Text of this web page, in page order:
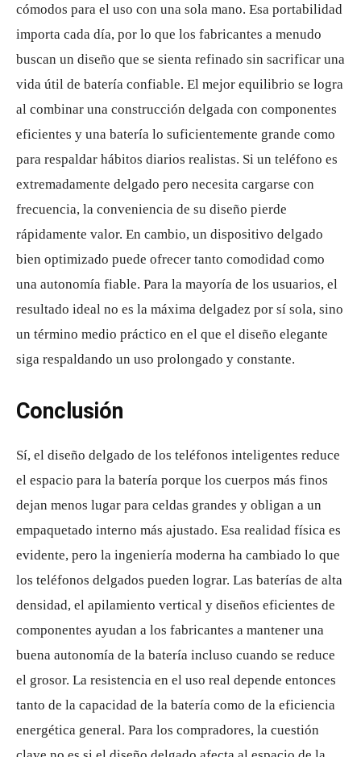
cómodos para el uso con una sola mano. Esa portabilidad
importa cada día, por lo que los fabricantes a menudo
buscan un diseño que se sienta refinado sin sacrificar una
vida útil de batería confiable. El mejor equilibrio se logra
al combinar una construcción delgada con componentes
eficientes y una batería lo suficientemente grande como
para respaldar hábitos diarios realistas. Si un teléfono es
extremadamente delgado pero necesita cargarse con
frecuencia, la conveniencia de su diseño pierde
rápidamente valor. En cambio, un dispositivo delgado
bien optimizado puede ofrecer tanto comodidad como
una autonomía fiable. Para la mayoría de los usuarios, el
resultado ideal no es la máxima delgadez por sí sola, sino
un término medio práctico en el que el diseño elegante
siga respaldando un uso prolongado y constante.
Conclusión
Sí, el diseño delgado de los teléfonos inteligentes reduce
el espacio para la batería porque los cuerpos más finos
dejan menos lugar para celdas grandes y obligan a un
empaquetado interno más ajustado. Esa realidad física es
evidente, pero la ingeniería moderna ha cambiado lo que
los teléfonos delgados pueden lograr. Las baterías de alta
densidad, el apilamiento vertical y diseños eficientes de
componentes ayudan a los fabricantes a mantener una
buena autonomía de la batería incluso cuando se reduce
el grosor. La resistencia en el uso real depende entonces
tanto de la capacidad de la batería como de la eficiencia
energética general. Para los compradores, la cuestión